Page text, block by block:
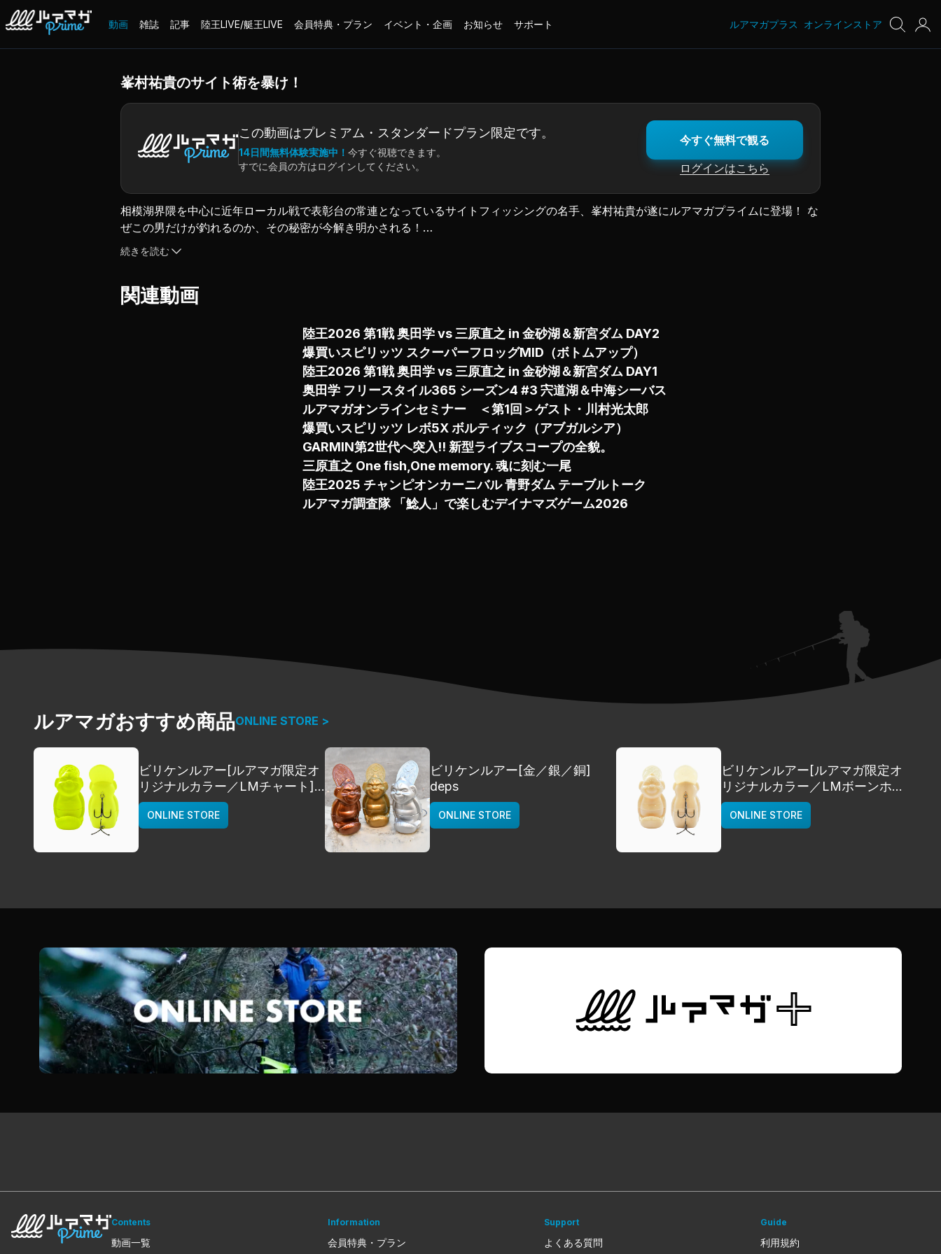
動画 雑誌 記事 陸王LIVE/艇王LIVE 会員特典・プラン イベント・企画 お知らせ サポート ルアマガプラス オンラインストア
峯村祐貴のサイト術を暴け！
この動画はプレミアム・ スタンダードプラン限定です。
14日間無料体験実施中！ 今すぐ視聴できます。
すでに会員の方はログインしてください。
今すぐ無料で観る
ログインはこちら
相模湖界隈を中心に近年ローカル戦で表彰台の常連となっているサイトフィッシングの名手、峯村祐貴が遂にルアマガプライムに登場！ な
ぜこの男だけが釣れるのか、その秘密が今解き明かされる！
（2021.5.24配信）
続きを読む
関連動画
陸王2026 第1戦 奥田学 vs 三原直之 in 金砂湖＆新宮ダム DAY2
爆買いスピリッツ スクーパーフロッグMID（ボトムアップ）
陸王2026 第1戦 奥田学 vs 三原直之 in 金砂湖＆新宮ダム DAY1
奥田学 フリースタイル365 シーズン4 #3 宍道湖＆中海シーバス
ルアマガオンラインセミナー ＜第1回＞ゲスト・川村光太郎
爆買いスピリッツ レボ5X ボルティック（アブガルシア）
GARMIN第2世代へ突入!! 新型ライブスコープの全貌。
三原直之 One fish,One memory. 魂に刻む一尾
陸王2025 チャンピオンカーニバル 青野ダム テーブルトーク
ルアマガ調査隊 「鯰人」で楽しむデイナマズゲーム2026
ルアマガおすすめ商品ONLINE STORE >
ビリケンルアー[ルアマガ限定オ
リジナルカラー／LMチャート]
deps
ONLINE STORE
ビリケンルアー[金／銀／銅]
deps
ONLINE STORE
ビリケンルアー[ルアマガ限定オ
リジナルカラー／LMボーンホワ
イト]
deps
ONLINE STORE
Contents
動画一覧
Information
会員特典・プラン
Support
よくある質問
Guide
利用規約